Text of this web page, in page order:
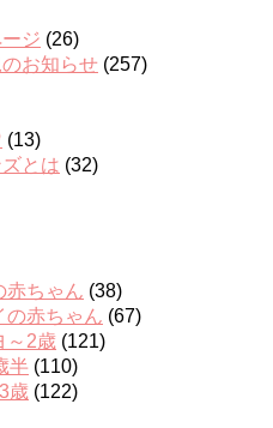
ジ (26)
お知らせ (257)
(13)
とは (32)
赤ちゃん (38)
の赤ちゃん (67)
～2歳 (121)
半 (110)
歳 (122)